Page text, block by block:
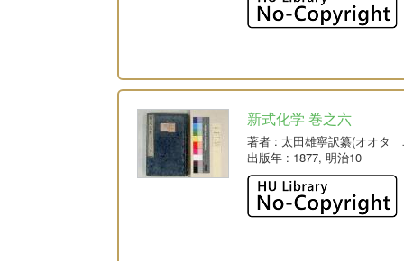
新式化学 巻之六
著者 : 太田雄寧訳纂(オオタ
出版年 : 1877, 明治10